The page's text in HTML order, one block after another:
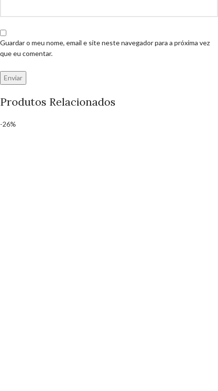
Guardar o meu nome, email e site neste navegador para a próxima vez
que eu comentar.
Produtos Relacionados
-26%